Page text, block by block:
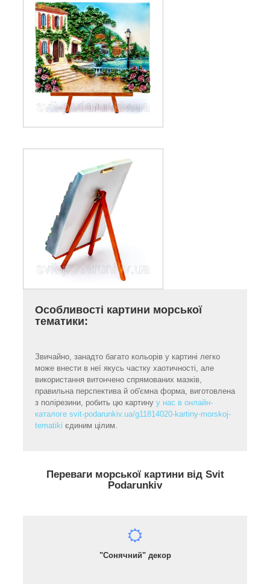
Особливості картини морської
тематики:
Звичайно, занадто багато кольорів у картині легко
може внести в неї якусь частку хаотичності, але
використання витончено спрямованих мазків,
правильна перспектива й об'ємна форма, виготовлена
з полірезини, робить цю картину у нас в онлайн-
каталоге svit-podarunkiv.ua/g11814020-kartiny-morskoj-
tematiki єдиним цілим.
Переваги морської картини від Svit
Podarunkiv
"Сонячний" декор